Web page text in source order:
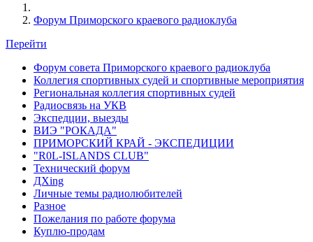
Форум Приморского краевого радиоклуба
Перейти
Форум совета Приморского краевого радиоклуба
Коллегия спортивных судей и спортивные мероприятия
Региональная коллегия спортивных судей
Радиосвязь на УКВ
Экспедции, выезды
ВИЭ "РОКАДА"
ПРИМОРСКИЙ КРАЙ - ЭКСПЕДИЦИИ
"R0L-ISLANDS CLUB"
Технический форум
ДХing
Личные темы радиолюбителей
Разное
Пожелания по работе форума
Куплю-продам